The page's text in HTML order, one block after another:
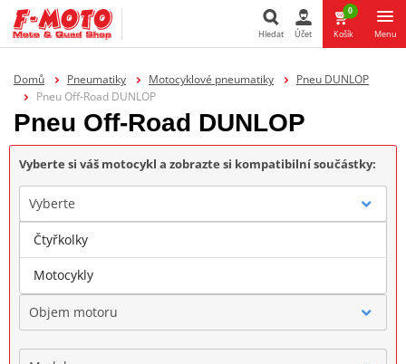
Hledat
Hledat Účet
0
Košík Menu
Domů Pneumatiky Motocyklové pneumatiky
Pneu DUNLOP
Pneu Off-Road DUNLOP
Pneu Off-Road DUNLOP
Vyberte si váš motocykl a zobrazte si kompatibilní součástky:
Vyberte
Značka
Objem motoru
Čtyřkolky
Motocykly